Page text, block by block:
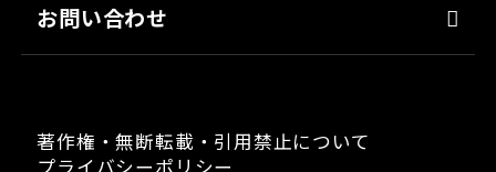
お問い合わせ
著作権・無断転載・引用禁止について
プライバシーポリシー